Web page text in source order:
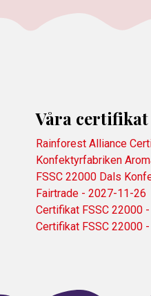
Våra certifikat
Rainforest Alliance
Konfektyrfabriken
FSSC 22000 Dals
Fairtrade - 2027-11-26
Certifikat FSSC 22000
Certifikat FSSC 22000